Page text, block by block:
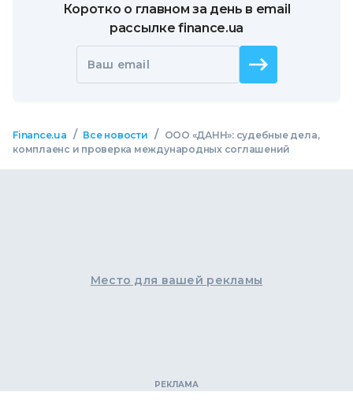
Коротко о главном за день в email
рассылке finance.ua
Ваш email
Finance.ua / Все новости /
ООО «ДАНН»: судебные дела,
комплаенс и проверка международных соглашений
Место для вашей рекламы